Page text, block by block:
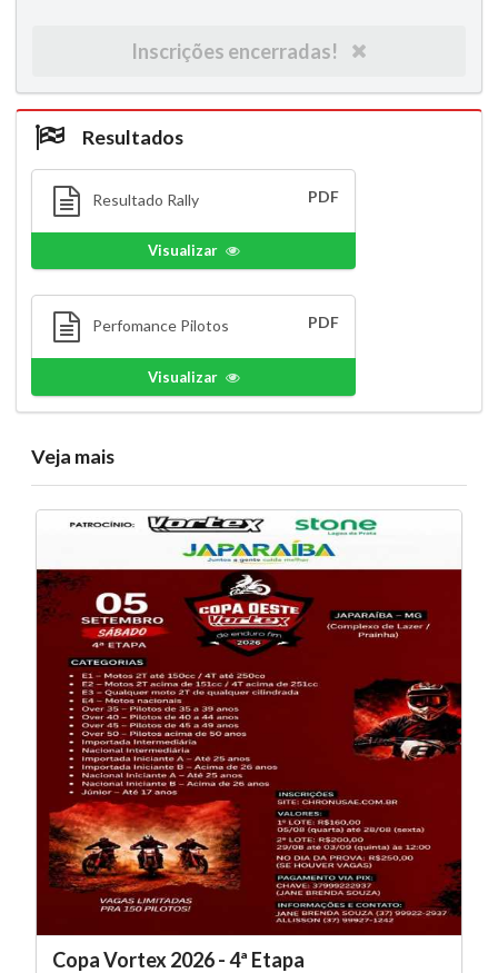
Inscrições encerradas!
Resultados
Resultado Rally PDF
Visualizar
Perfomance Pilotos PDF
Visualizar
Veja mais
Copa Vortex 2026 - 4ª Etapa